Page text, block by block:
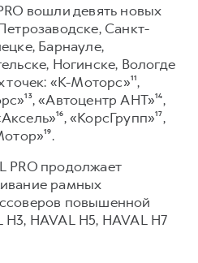
вошли девять новых
Санкт-
Барнауле,
Ногинске, Вологде
«К-Моторс»¹¹,
«Автоцентр АНТ»¹⁴,
«КорсГрупп»¹⁷,
PRO продолжает
рамных
повышенной
HAVAL H5, HAVAL H7